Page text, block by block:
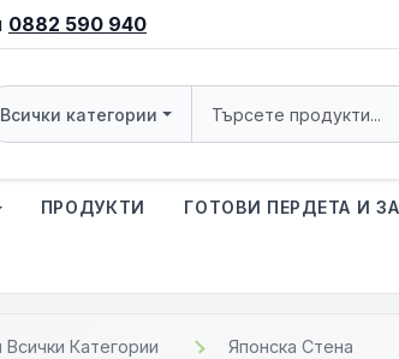
0882 590 940
Всички категории
ПРОДУКТИ ГОТОВИ ПЕРДЕТА И
Категории
Японска Стена